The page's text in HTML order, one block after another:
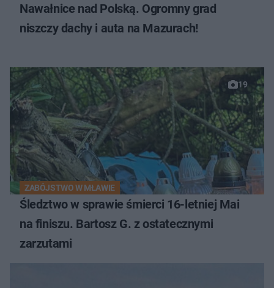
Nawałnice nad Polską. Ogromny grad
niszczy dachy i auta na Mazurach!
19
ZABÓJSTWO W MŁAWIE
Śledztwo w sprawie śmierci 16-letniej Mai
na finiszu. Bartosz G. z ostatecznymi
zarzutami